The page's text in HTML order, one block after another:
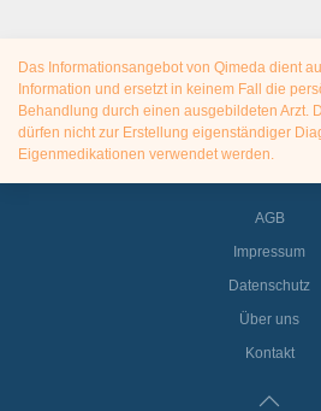
Das Informationsangebot von Qimeda dient
Information und ersetzt in keinem Fall die
Behandlung durch einen ausgebildeten Arzt.
dürfen nicht zur Erstellung eigenständiger
Eigenmedikationen verwendet werden.
AGB
Impressum
Datenschutz
Über uns
Kontakt